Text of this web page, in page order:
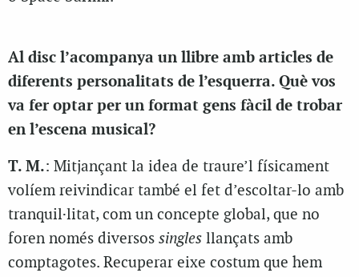
Al disc l’acompanya un llibre amb articles de
diferents personalitats de l’esquerra. Què vos
va fer optar per un format gens fàcil de trobar
en l’escena musical?
T. M.: Mitjançant la idea de traure’l físicament
volíem reivindicar també el fet d’escoltar-lo amb
tranquil·litat, com un concepte global, que no
foren només diversos singles llançats amb
comptagotes. Recuperar eixe costum que hem